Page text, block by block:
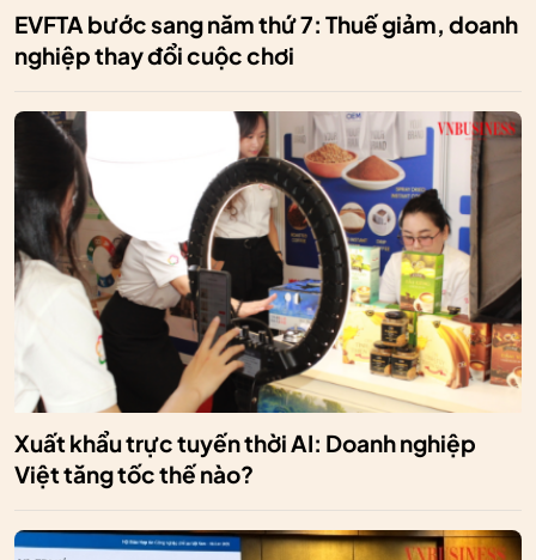
EVFTA bước sang năm thứ 7: Thuế giảm, doanh
nghiệp thay đổi cuộc chơi
Xuất khẩu trực tuyến thời AI: Doanh nghiệp
Việt tăng tốc thế nào?